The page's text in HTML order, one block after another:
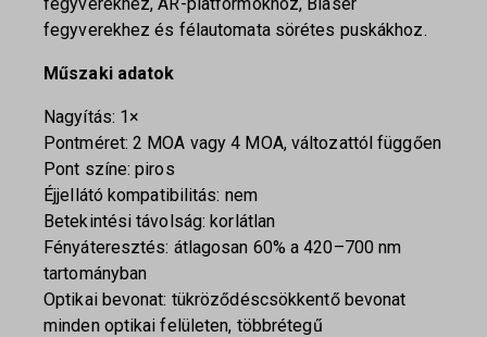
fegyverekhez és félautomata sörétes puskákhoz.
Műszaki adatok
Nagyítás: 1×
Pontméret: 2 MOA vagy 4 MOA, változattól függően
Pont színe: piros
Éjjellátó kompatibilitás: nem
Betekintési távolság: korlátlan
Fényáteresztés: átlagosan 60% a 420–700 nm
tartományban
Optikai bevonat: tükröződéscsökkentő bevonat
minden optikai felületen, többrétegű